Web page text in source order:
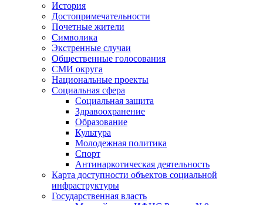
История
Достопримечательности
Почетные жители
Символика
Экстренные случаи
Общественные голосования
СМИ округа
Национальные проекты
Социальная сфера
Социальная защита
Здравоохранение
Образование
Культура
Молодежная политика
Спорт
Антинаркотическая деятельность
Карта доступности объектов социальной
инфраструктуры
Государственная власть